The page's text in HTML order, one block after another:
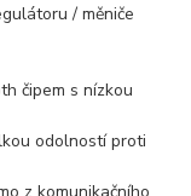
/ měniče
čipem s nízkou
odolností proti